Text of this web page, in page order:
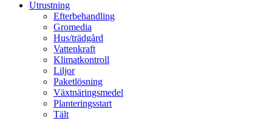
Utrustning
Efterbehandling
Gromedia
Hus/trädgård
Vattenkraft
Klimatkontroll
Liljor
Paketlösning
Växtnäringsmedel
Planteringsstart
Tält